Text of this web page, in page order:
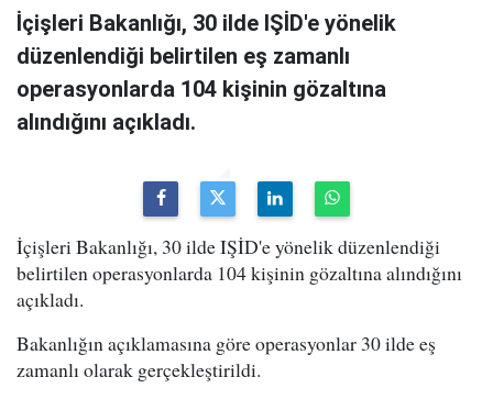
İçişleri Bakanlığı, 30 ilde IŞİD'e yönelik
düzenlendiği belirtilen eş zamanlı
operasyonlarda 104 kişinin gözaltına
alındığını açıkladı.
İçişleri Bakanlığı, 30 ilde IŞİD'e yönelik düzenlendiği
belirtilen operasyonlarda 104 kişinin gözaltına alındığını
açıkladı.
Bakanlığın açıklamasına göre operasyonlar 30 ilde eş
zamanlı olarak gerçekleştirildi.